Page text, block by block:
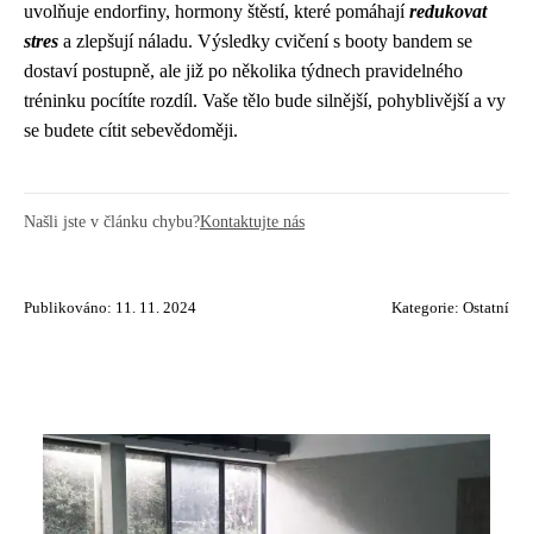
uvolňuje endorfiny, hormony štěstí, které pomáhajíredukovat
stres a zlepšují náladu. Výsledky cvičení s booty bandem se
dostaví postupně, ale již po několika týdnech pravidelného
tréninku pocítíte rozdíl. Vaše tělo bude silnější, pohyblivější a vy
se budete cítit sebevědoměji.
Našli jste v článku chybu?Kontaktujte nás
Publikováno: 11. 11. 2024 Kategorie: Ostatní